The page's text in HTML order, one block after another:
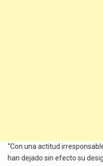
“Con una actitud
han dejado sin efecto su